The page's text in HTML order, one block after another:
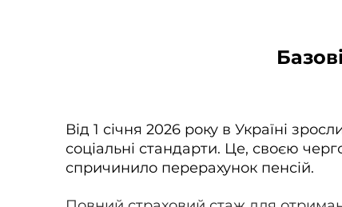
Від 1 січня 2026 року в Україні
соціальні стандарти. Це, своєю
спричинило перерахунок пенсій.